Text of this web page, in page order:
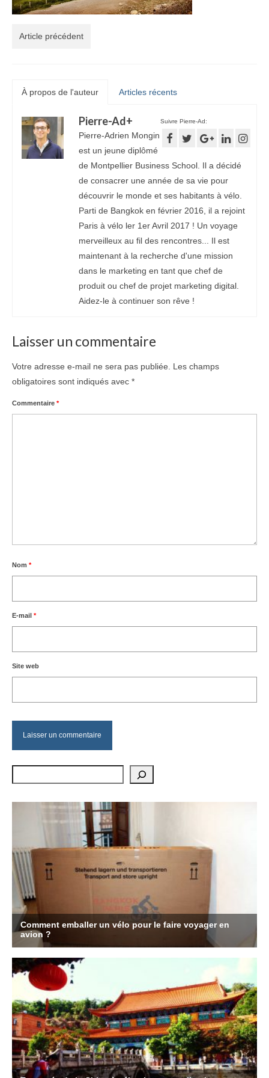
Article précédent
À propos de l'auteur Articles récents
Suivre Pierre-Ad:
Pierre-Ad+
Pierre-Adrien Mongin
est un jeune diplômé
de Montpellier Business School. Il a décidé
de consacrer une année de sa vie pour
découvrir le monde et ses habitants à vélo.
Parti de Bangkok en février 2016, il a rejoint
Paris à vélo ler 1er Avril 2017 ! Un voyage
merveilleux au fil des rencontres... Il est
maintenant à la recherche d'une mission
dans le marketing en tant que chef de
produit ou chef de projet marketing digital.
Aidez-le à continuer son rêve !
Laisser un commentaire
Votre adresse e-mail ne sera pas publiée.
Les champs
obligatoires sont indiqués avec *
Commentaire *
Nom *
E-mail *
Site web